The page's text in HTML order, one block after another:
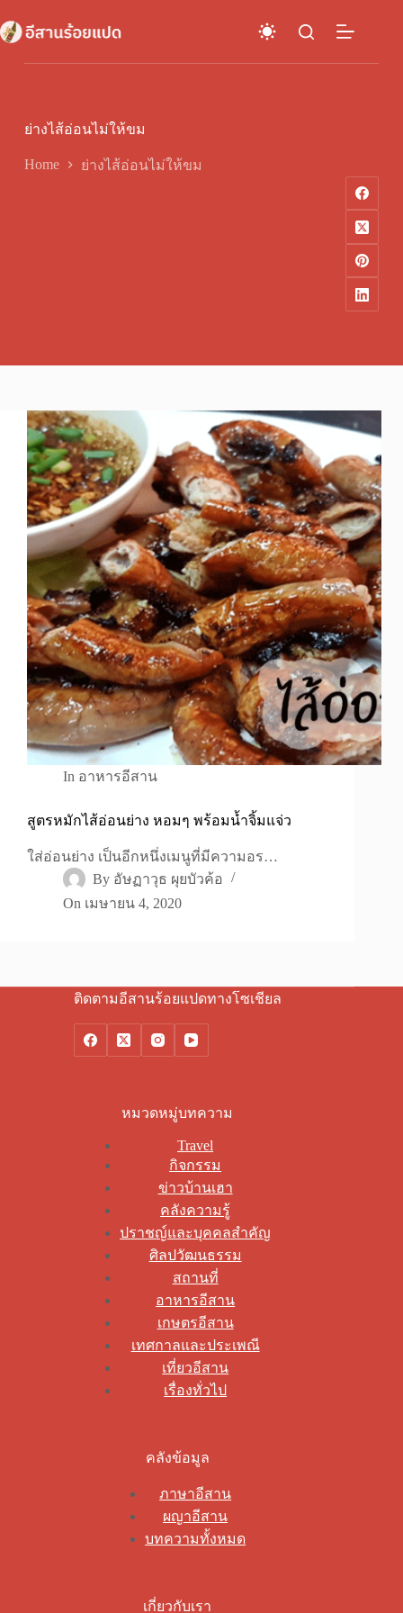
to
content
ย่างไส้อ่อนไม่ให้ขม
Home ย่างไส้อ่อนไม่ให้ขม
In อาหารอีสาน
สูตรหมักไส้อ่อนย่าง หอมๆ พร้อมน้ำจิ้มแจ่ว
ใส่อ่อนย่าง เป็นอีกหนึ่งเมนูที่มีความอร…
By อัษฏาวุธ ผุยบัวค้อ
On เมษายน 4, 2020
ติดตามอีสานร้อยแปดทางโซเชียล
หมวดหมู่บทความ
Travel
กิจกรรม
ข่าวบ้านเฮา
คลังความรู้
ปราชญ์และบุคคลสำคัญ
ศิลปวัฒนธรรม
สถานที่
อาหารอีสาน
เกษตรอีสาน
เทศกาลและประเพณี
เที่ยวอีสาน
เรื่องทั่วไป
คลังข้อมูล
ภาษาอีสาน
ผญาอีสาน
บทความทั้งหมด
เกี่ยวกับเรา